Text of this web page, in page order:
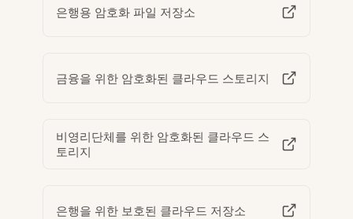
은행용 암호화 파일 저장소
금융을 위한 암호화된 클라우드 스토리지
비영리단체를 위한 암호화된 클라우드 스
토리지
은행을 위한 보호된 클라우드 저장소